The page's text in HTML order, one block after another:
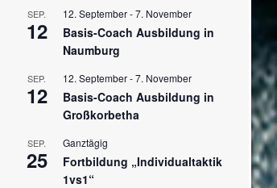
SEP.
12
12. September-7. November
Basis-Coach Ausbildung in
Naumburg
SEP.
12
12. September-7. November
Basis-Coach Ausbildung in
Großkorbetha
SEP.
25
Ganztägig
Fortbildung „Individualtaktik
1vs1“